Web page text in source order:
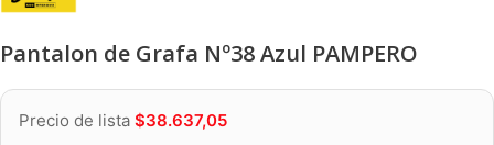
Pantalon de Grafa Nº38 Azul PAMPERO
Precio de lista $38.637,05